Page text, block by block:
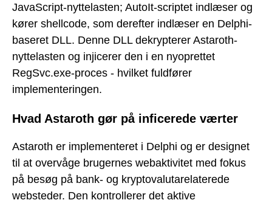
JavaScript-nyttelasten; AutoIt-scriptet indlæser og
kører shellcode, som derefter indlæser en Delphi-
baseret DLL. Denne DLL dekrypterer Astaroth-
nyttelasten og injicerer den i en nyoprettet
RegSvc.exe-proces - hvilket fuldfører
implementeringen.
Hvad Astaroth gør på inficerede værter
Astaroth er implementeret i Delphi og er designet
til at overvåge brugernes webaktivitet med fokus
på besøg på bank- og kryptovalutarelaterede
websteder. Den kontrollerer det aktive